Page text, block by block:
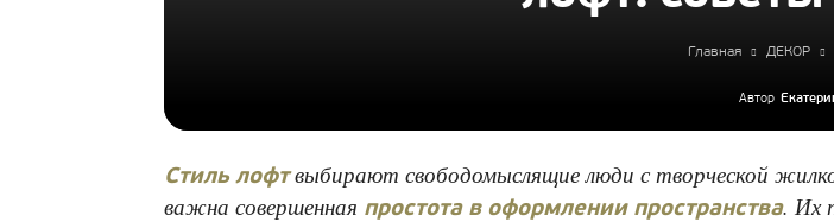
Главная ДЕКОР
Автор
Стиль лофтвыбирают свободомыслящие люди с творческой
важна совершенная простота в оформлении пространства. Их